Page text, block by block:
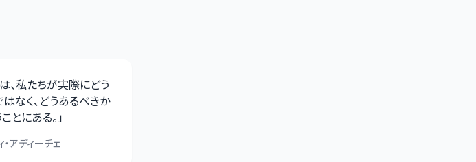
、私たちが実際にどう
なく、どうあるべきか
とにある。」
・アディーチェ